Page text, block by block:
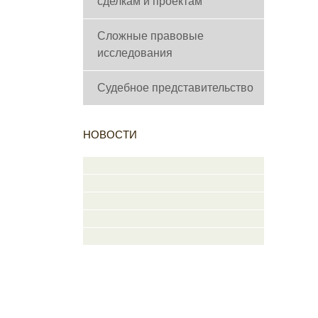
Сложные правовые
исследования
Судебное представительство
НОВОСТИ